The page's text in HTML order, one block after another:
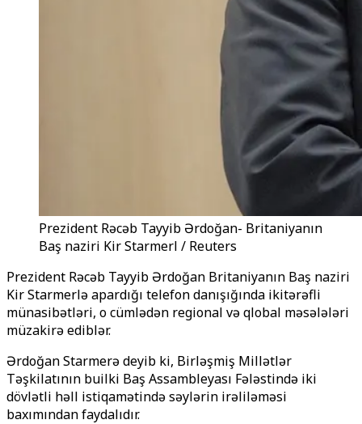
Prezident Rəcəb Tayyib Ərdoğan- Britaniyanın
Baş naziri Kir Starmerl / Reuters
Prezident Rəcəb Tayyib Ərdoğan Britaniyanın Baş naziri
Kir Starmerlə apardığı telefon danışığında ikitərəfli
münasibətləri, o cümlədən regional və qlobal məsələləri
müzakirə ediblər.
Ərdoğan Starmerə deyib ki, Birləşmiş Millətlər
Təşkilatının builki Baş Assambleyası Fələstində iki
dövlətli həll istiqamətində səylərin irəliləməsi
baxımından faydalıdır.